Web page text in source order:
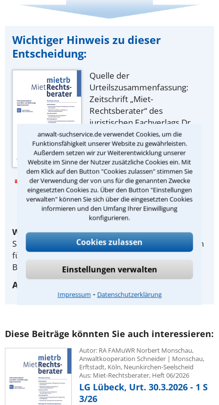
anwalt-suchservice.de verwendet Cookies, um die
Funktionsfähigkeit unserer Website zu gewährleisten.
Außerdem setzen wir zur Weiterentwicklung unserer
Website im Sinne der Nutzer zusätzliche Cookies ein. Mit
dem Klick auf den Button "Cookies zulassen" stimmen Sie
der Verwendung der von uns für die genannten Zwecke
eingesetzten Cookies zu. Über den Button "Einstellungen
verwalten" können Sie sich über die eingesetzten Cookies
informieren und den Umfang Ihrer Einwilligung
konfigurieren.
Cookies zulassen
Einstellungen verwalten
Impressum ⁃ Datenschutzerklärung
Wichtiger Hinweis zu dieser
Entscheidung:
Quelle der
Urteilszusammenfassung:
Zeitschrift „Miet-
Rechtsberater“ des
juristischen Fachverlags Dr.
Otto Schmidt, Köln.
Lesen Sie hier ein Beispiel mit
Konsequenzen für die Praxis und
Beraterhinweis
Wichtiger Hinweis:Als Teilnehmer des Anwalt-
Suchservice lesen Sie zusätzlich die Konsequenzen
für Ihre praktische Arbeit und weitergehende
Beraterhinweise des Autors.
Ausführliche Infos unter: 0221-93738630
Diese Beiträge könnten Sie auch interessieren:
Autor: RA FAMuWR Norbert Monschau,
Anwaltkooperation Schneider | Monschau,
Erftstadt, Köln, Neunkirchen-Seelscheid
Aus: Miet-Rechtsberater, Heft 06/2026
LG Lübeck, Urt. 30.3.2026 - 1 S
3/26